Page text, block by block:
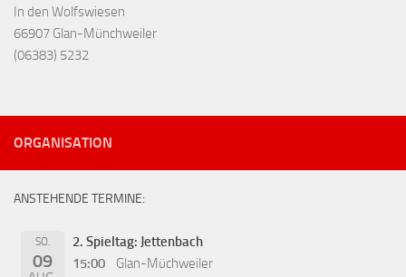
In den Wolfswiesen
66907 Glan-Münchweiler
(06383) 5232
ORGANISATION
ANSTEHENDE TERMINE:
SO.
09
2. Spieltag: Jettenbach
15:00
Glan-Müchweiler